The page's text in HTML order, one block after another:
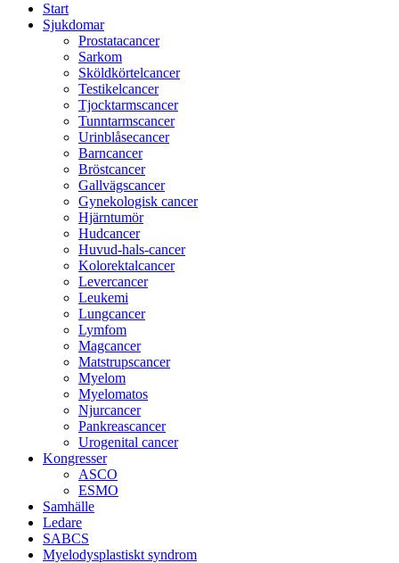
Start
Sjukdomar
Prostatacancer
Sarkom
Sköldkörtelcancer
Testikelcancer
Tjocktarmscancer
Tunntarmscancer
Urinblåsecancer
Barncancer
Bröstcancer
Gallvägscancer
Gynekologisk cancer
Hjärntumör
Hudcancer
Huvud-hals-cancer
Kolorektalcancer
Levercancer
Leukemi
Lungcancer
Lymfom
Magcancer
Matstrupscancer
Myelom
Myelomatos
Njurcancer
Pankreascancer
Urogenital cancer
Kongresser
ASCO
ESMO
Samhälle
Ledare
SABCS
Myelodysplastiskt syndrom